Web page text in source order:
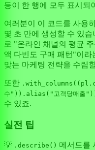
등이 한 행에 모두 표시되
여러분이 이 코드를 사용
몇 초 만에 생성할 수 있
로 "온라인 채널의 평균
액 다빈도 구매 패턴"이라
맞는 마케팅 전략을 수립
또한
수")).alias("고객당매출
수 있죠.
실전 팁
💡 .describe() 메서드를